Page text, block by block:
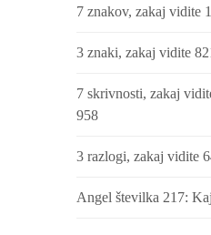
7 znakov, zakaj vidite
3 znaki, zakaj vidite
7 skrivnosti, zakaj
958
3 razlogi, zakaj vidite
Angel številka 217: